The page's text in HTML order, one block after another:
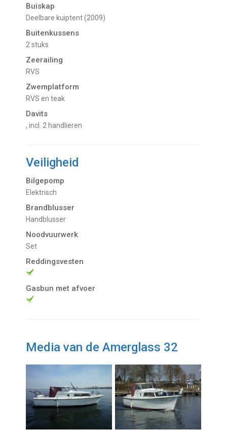
Buiskap
Deelbare kuiptent (2009)
Buitenkussens
2 stuks
Zeerailing
RVS
Zwemplatform
RVS en teak
Davits
, incl. 2 handlieren
Veiligheid
Bilgepomp
Elektrisch
Brandblusser
Handblusser
Noodvuurwerk
Set
Reddingsvesten
Gasbun met afvoer
Media van de Amerglass 32